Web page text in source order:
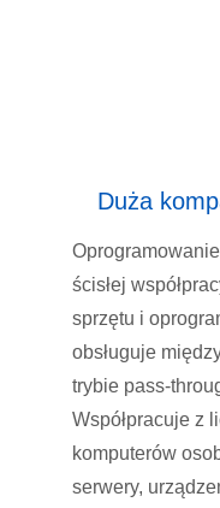
Duża
ścisłej
sprzętu i
obsługuje
trybie pass-
Współpracuje z
komputerów
serwery,